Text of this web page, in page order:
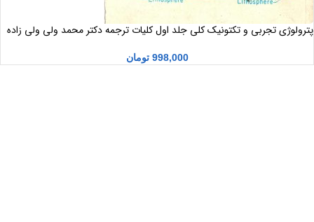
پترولوژی تجربی و تکتونیک کلی جلد اول کلیات ترجمه دکتر محمد ولی ولی زاده
998,000 تومان